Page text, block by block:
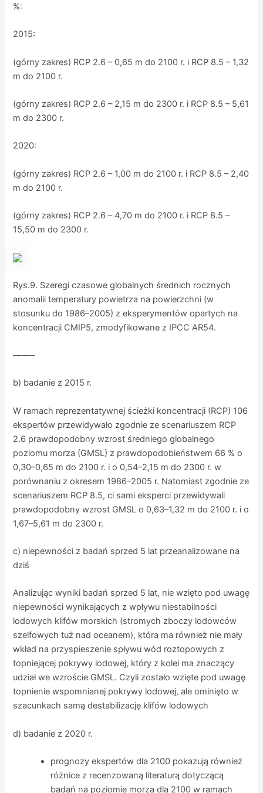
%:
2015:
(górny zakres) RCP 2.6 – 0,65 m do 2100 r. i RCP 8.5 – 1,32
m do 2100 r.
(górny zakres) RCP 2.6 – 2,15 m do 2300 r. i RCP 8.5 – 5,61
m do 2300 r.
2020:
(górny zakres) RCP 2.6 – 1,00 m do 2100 r. i RCP 8.5 – 2,40
m do 2100 r.
(górny zakres) RCP 2.6 – 4,70 m do 2100 r. i RCP 8.5 –
15,50 m do 2300 r.
Rys.9. Szeregi czasowe globalnych średnich rocznych
anomalii temperatury powietrza na powierzchni (w
stosunku do 1986–2005) z eksperymentów opartych na
koncentracji CMIP5, zmodyfikowane z IPCC AR54.
——–
b) badanie z 2015 r.
W ramach reprezentatywnej ścieżki koncentracji (RCP) 106
ekspertów przewidywało zgodnie ze scenariuszem RCP
2.6 prawdopodobny wzrost średniego globalnego
poziomu morza (GMSL) z prawdopodobieństwem 66 % o
0,30–0,65 m do 2100 r. i o 0,54–2,15 m do 2300 r. w
porównaniu z okresem 1986–2005 r. Natomiast zgodnie ze
scenariuszem RCP 8.5, ci sami eksperci przewidywali
prawdopodobny wzrost GMSL o 0,63–1,32 m do 2100 r. i o
1,67–5,61 m do 2300 r.
c) niepewności z badań sprzed 5 lat przeanalizowane na
dziś
Analizując wyniki badań sprzed 5 lat, nie wzięto pod uwagę
niepewności wynikających z wpływu niestabilności
lodowych klifów morskich (stromych zboczy lodowców
szelfowych tuż nad oceanem), która ma również nie mały
wkład na przyspieszenie spływu wód roztopowych z
topniejącej pokrywy lodowej, który z kolei ma znaczący
udział we wzroście GMSL. Czyli zostało wzięte pod uwagę
topnienie wspomnianej pokrywy lodowej, ale ominięto w
szacunkach samą destabilizację klifów lodowych
d) badanie z 2020 r.
prognozy ekspertów dla 2100 pokazują również
różnice z recenzowaną literaturą dotyczącą
badań na poziomie morza dla 2100 w ramach